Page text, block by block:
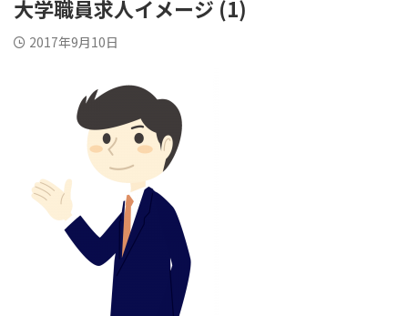
大学職員求人イメージ (1)
2017年9月10日